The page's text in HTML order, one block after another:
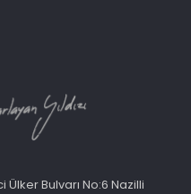
Bulvarı No:6 Nazilli